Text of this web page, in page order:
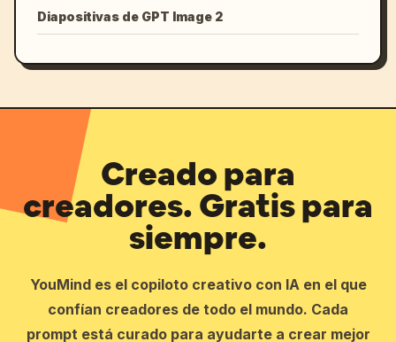
Diapositivas de GPT Image 2
Creado para
creadores. Gratis para
siempre.
YouMind es el copiloto creativo con IA en el que
confían creadores de todo el mundo. Cada
prompt está curado para ayudarte a crear mejor